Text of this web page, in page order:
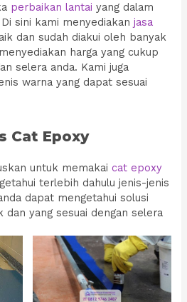
perbaikan lantai yang dalam
sini kami menyediakanjasa
dan sudah diakui oleh banyak
harga yang cukup
selera anda. Kami juga
warna yang dapat sesuai
Cat Epoxy
untuk memakaicat epoxy
terlebih dahulu jenis-jenis
dapat mengetahui solusi
dan yang sesuai dengan selera